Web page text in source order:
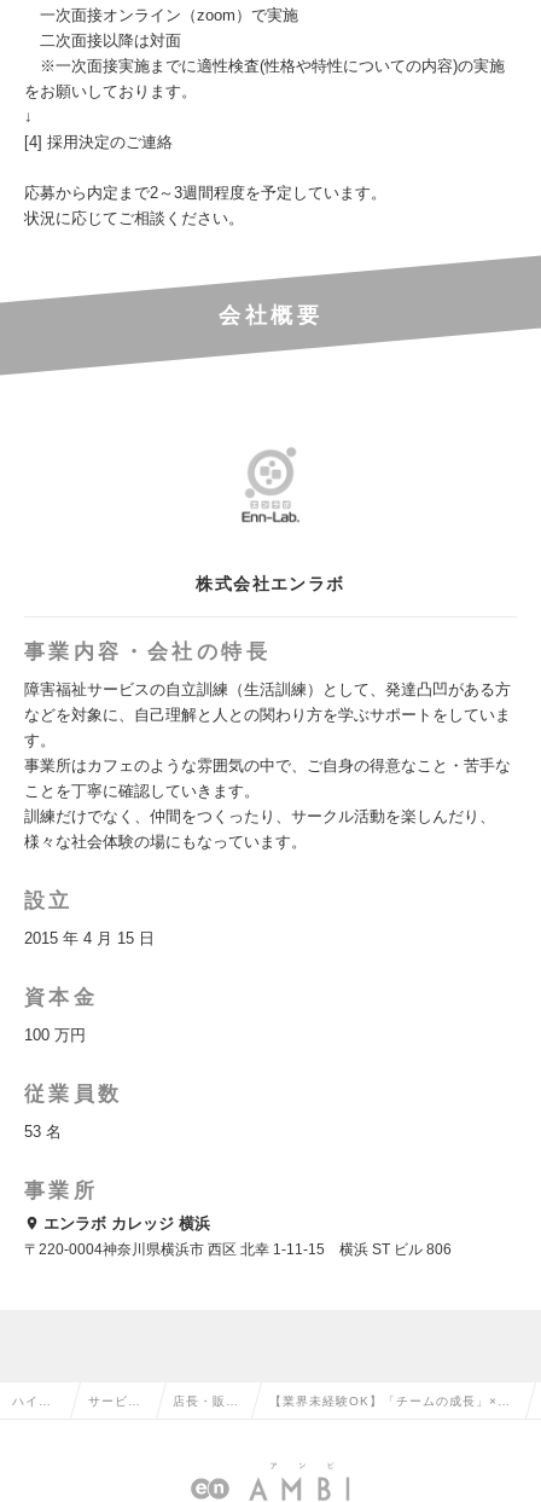
一次面接オンライン（zoom）で実施
二次面接以降は対面
※一次面接実施までに適性検査(性格や特性についての内容)の実施
をお願いしております。
↓
[4] 採用決定のご連絡
応募から内定まで2～3週間程度を予定しています。
状況に応じてご相談ください。
会社概要
株式会社エンラボ
事業内容・会社の特長
障害福祉サービスの自立訓練（生活訓練）として、発達凸凹がある方
などを対象に、自己理解と人との関わり方を学ぶサポートをしていま
す。
事業所はカフェのような雰囲気の中で、ご自身の得意なこと・苦手な
ことを丁寧に確認していきます。
訓練だけでなく、仲間をつくったり、サークル活動を楽しんだり、
様々な社会体験の場にもなっています。
設立
2015 年 4 月 15 日
資本金
100 万円
従業員数
53 名
事業所
エンラボ カレッジ 横浜
〒220-0004神奈川県横浜市 西区 北幸 1-11-15 横浜 ST ビル 806
ハイク サービ 店長・販
理の転職
【業界未経験OK】「チームの成長」×
AMG募集！の求人情報